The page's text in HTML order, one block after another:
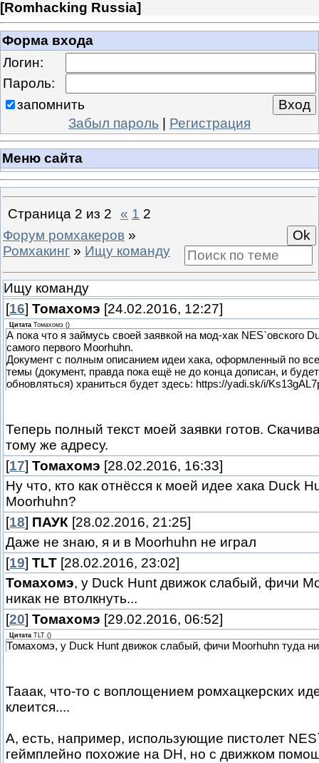
[Romhacking Russia]
Форма входа
Логин:
Пароль:
запомнить
Забыл пароль | Регистрация
Меню сайта
Страница 2 из 2 « 1 2
Форум ромхакеров »
Ромхакинг » Ищу команду
Ищу команду
[16] Томахомэ [24.02.2016, 12:27]
Цитата Томахомэ ()
А пока что я займусь своей заявкой на мод-хак NES`овского
самого первого Moorhuhn.
Документ с полным описанием идеи хака, оформленный по
темы (документ, правда пока ещё не до конца дописан, и
обновляться) храниться будет здесь: https://yadi.sk/i/
Теперь полный текст моей заявки готов.
тому же адресу.
[17] Томахомэ [28.02.2016, 16:33]
Ну что, кто как отнёсся к моей идее хака Duck
Moorhuhn?
[18] ПАУК [28.02.2016, 21:25]
Даже не знаю, я и в Moorhuhn не играл
[19] TLT [28.02.2016, 23:02]
Томахомэ, у Duck Hunt движок слабый, фичи
никак не втолкнуть...
[20] Томахомэ [29.02.2016, 06:52]
Цитата TLT ()
Томахомэ, у Duck Hunt движок слабый, фичи Moorhuhn туда
Тааак, что-то с воплощением ромхацкерских
клеится....
А, есть, например, использующие пистолет
геймплейно похожие на DH, но с движком